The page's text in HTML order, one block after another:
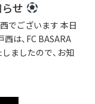
せ
でございます 本日
は、FC BASARA
ましたので、お知